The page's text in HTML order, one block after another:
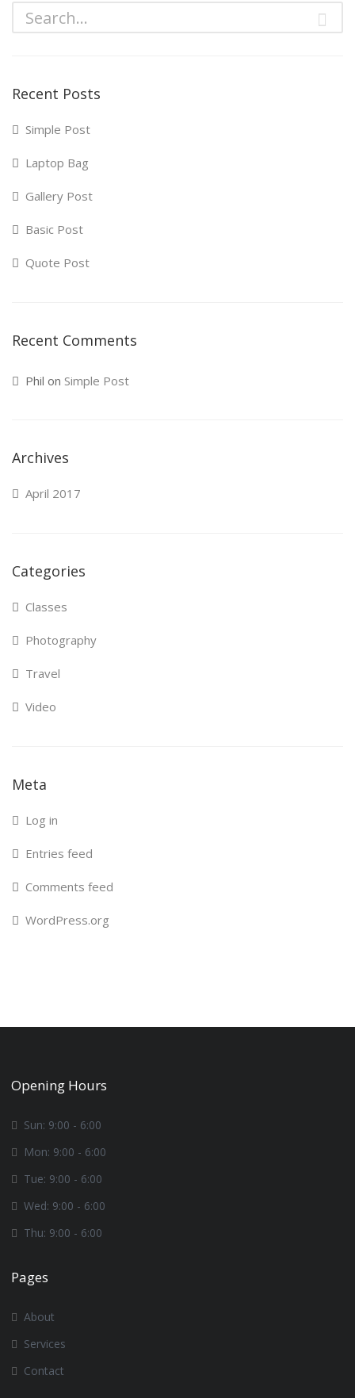
Recent Posts
Simple Post
Laptop Bag
Gallery Post
Basic Post
Quote Post
Recent Comments
Phil on Simple Post
Archives
April 2017
Categories
Classes
Photography
Travel
Video
Meta
Log in
Entries feed
Comments feed
WordPress.org
Opening Hours
Sun: 9:00 - 6:00
Mon: 9:00 - 6:00
Tue: 9:00 - 6:00
Wed: 9:00 - 6:00
Thu: 9:00 - 6:00
Pages
About
Services
Contact